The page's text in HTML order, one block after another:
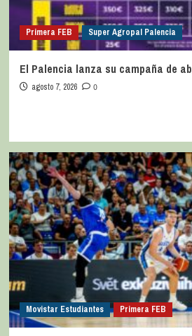
Primera FEB Super Agropal Palencia
El Palencia lanza su campaña de
agosto 7, 2026 0
Movistar Estudiantes Primera FEB